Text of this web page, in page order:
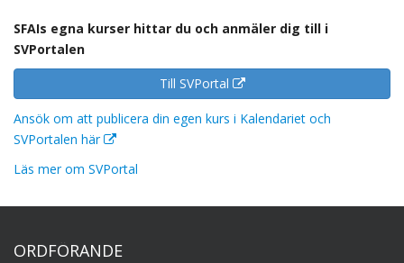
SFAIs egna kurser hittar du och anmäler dig till i
SVPortalen
Till SVPortal
Ansök om att publicera din egen kurs i Kalendariet och
SVPortalen här
Läs mer om SVPortal
ORDFÖRANDE